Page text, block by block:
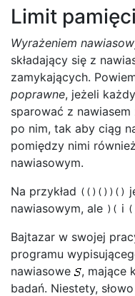
Limit
Wyrażeniem
składający się z
zamykających.
poprawne, jeżeli
sparować z
po nim, tak aby ciąg
pomiędzy nimi
nawiasowym.
Na przykład (()())()
nawiasowym, ale )( i
Bajtazar w swojej
programu
nawiasowe
, mające
badań. Niestety,